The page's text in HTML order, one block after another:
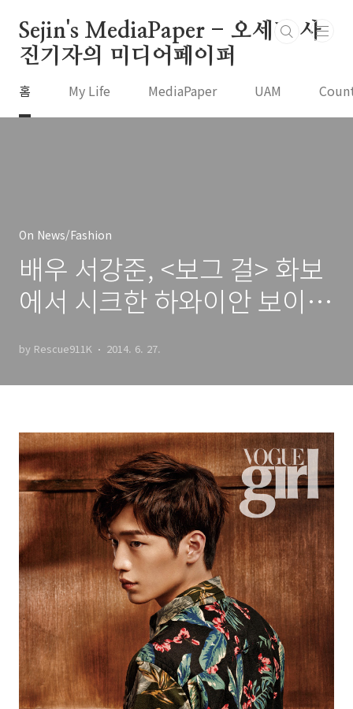
Sejin's MediaPaper - 오세진 사
진기자의 미디어페이퍼
홈 My Life MediaPaper UAM
On News/Fashion
배우 서강준, <보그 걸> 화보
에서 시크한 하와이안 보이로
by Rescue911K 2014. 6. 27.